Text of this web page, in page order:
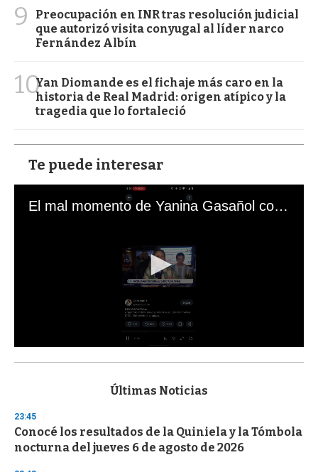
9
Preocupación en INR tras resolución judicial
que autorizó visita conyugal al líder narco
Fernández Albín
10Yan Diomande es el fichaje más caro en la
historia de Real Madrid: origen atípico y la
tragedia que lo fortaleció
Te puede interesar
El mal momento de Yanina Gasañol con un hincha argentino en "Subrayado"
s
d
s
o
f
Últimas Noticias
23:45
Conocé los resultados de la Quiniela y la Tómbola
nocturna del jueves 6 de agosto de 2026